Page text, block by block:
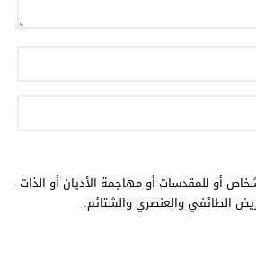
أو للمقدسات أو مهاجمة الأديان أو الذات
الطائفي والعنصري والشتائم.